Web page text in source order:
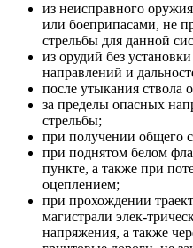
из неисправного
или боеприпасами, не
стрельбы для данной
из орудий без
направлений и
после утыкания ствола
за пределы опасных
стрельбы;
при получении общего
при поднятом белом
пункте, а также при
оцеплением;
при прохождении
магистрали элек-
напряжения, а также